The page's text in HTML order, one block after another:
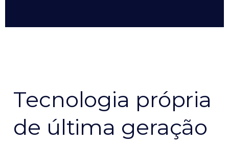
Tecnologia própria
de última geração